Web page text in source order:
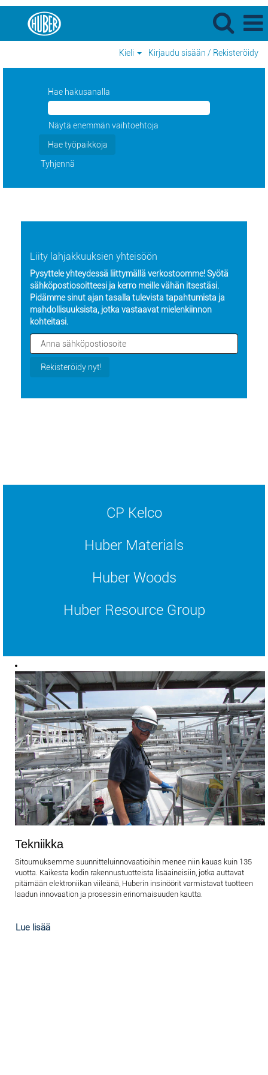
Kieli Kirjaudu sisään / Rekisteröidy
Hae hakusanalla
Näytä enemmän vaihtoehtoja
Tyhjennä
Liity lahjakkuuksien yhteisöön
Pysyttele yhteydessä liittymällä verkostoomme! Syötä
sähköpostiosoitteesi ja kerro meille vähän itsestäsi.
Pidämme sinut ajan tasalla tulevista tapahtumista ja
mahdollisuuksista, jotka vastaavat mielenkiinnon
kohteitasi.
CP Kelco
Huber Materials
Huber Woods
Huber Resource Group
Tekniikka
Sitoumuksemme suunnitteluinnovaatioihin menee niin kauas kuin 135
vuotta. Kaikesta kodin rakennustuotteista lisäaineisiin, jotka auttavat
pitämään elektroniikan viileänä, Huberin insinöörit varmistavat tuotteen
laadun innovaation ja prosessin erinomaisuuden kautta.
Lue lisää